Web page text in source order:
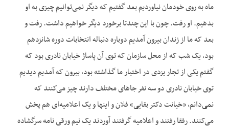
ماه به روی خودمان نیاوردیم بعد گفتیم که دیگر نمی‌توانیم چیزی به او
بدهیم. او رفت. چون با این چندتا برخورد دیگر خواهیم داشت. رفت و
بعد که ما از زندان بیرون آمدیم دوباره دنباله انتخابات دوره شانزدهم
بود، یک شب که از محل سازمان که توی آن پاساژ خیابان نادری بود که
گفتم یکی از تجار یزدی در اختیار ما گذاشته بود، بیرون که آمدیم دیدیم
توی خیابان نادری دو سه نفر جاهای مختلف دارند چیز می‌کنند که
نمی‌دانم، «خیانت دکتر بقایی» فلان و اینها و یک اعلامیه‌ای هم پخش
می‌کنند. رفقا رفتند و اعلامیه گرفتند آوردند یک نیم ورقی نامه سرگشاده